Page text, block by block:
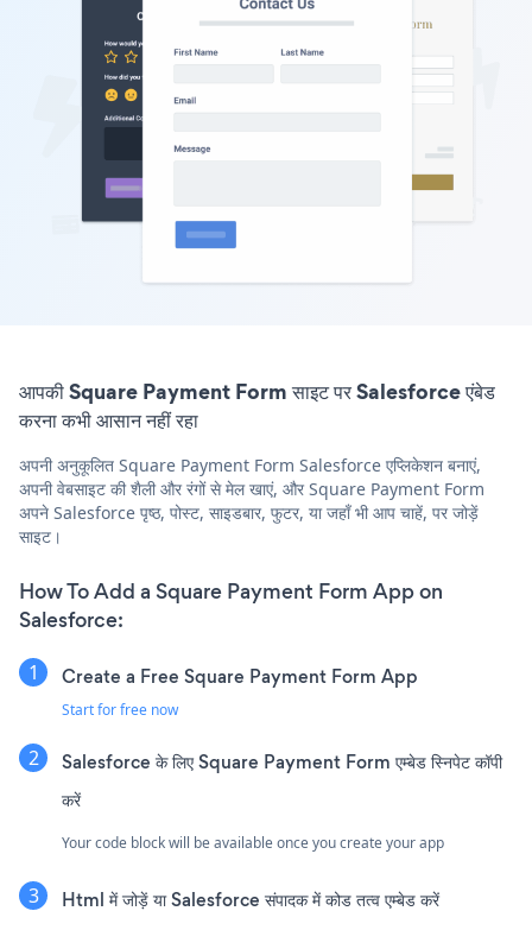
आपकी Square Payment Form साइट पर Salesforce एंबेड
करना कभी आसान नहीं रहा
अपनी अनुकूलित Square Payment Form Salesforce एप्लिकेशन बनाएं,
अपनी वेबसाइट की शैली और रंगों से मेल खाएं, और Square Payment Form
अपने Salesforce पृष्ठ, पोस्ट, साइडबार, फुटर, या जहाँ भी आप चाहें, पर जोड़ें
साइट।
How To Add a Square Payment Form App on
Salesforce:
Create a Free Square Payment Form App
Start for free now
Salesforce के लिए Square Payment Form एम्बेड स्निपेट कॉपी
करें
Your code block will be available once you create your app
Html में जोड़ें या Salesforce संपादक में कोड तत्व एम्बेड करें